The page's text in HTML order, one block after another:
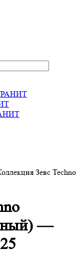
Зевс Techno
—